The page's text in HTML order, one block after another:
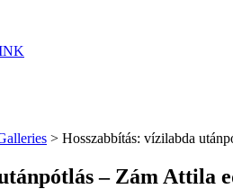
> Hosszabbítás: vízilabda
– Zám Attila